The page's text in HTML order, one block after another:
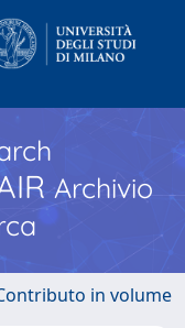
Archivio
in volume